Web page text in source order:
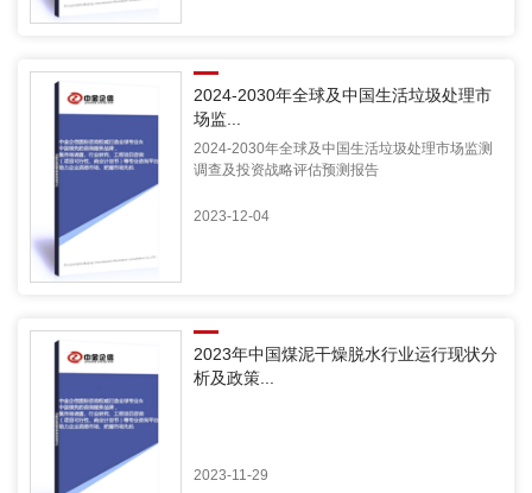
2024-2030年全球及中国生活垃圾处理市
场监...
2024-2030年全球及中国生活垃圾处理市场监测
调查及投资战略评估预测报告
2023-12-04
2023年中国煤泥干燥脱水行业运行现状分
析及政策...
2023-11-29